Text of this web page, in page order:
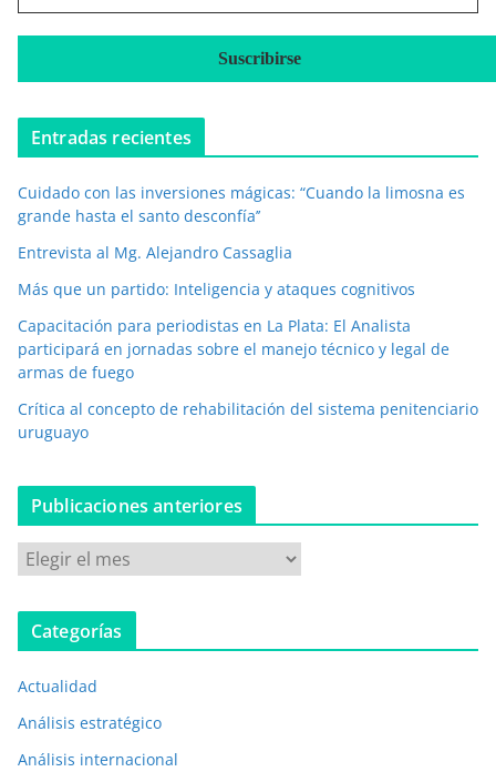
c
t
n
c
Entradas recientes
Cuidado con las inversiones mágicas: “Cuando la limosna es
grande hasta el santo desconfía’’
Entrevista al Mg. Alejandro Cassaglia
Más que un partido: Inteligencia y ataques cognitivos
Capacitación para periodistas en La Plata: El Analista
participará en jornadas sobre el manejo técnico y legal de
armas de fuego
Crítica al concepto de rehabilitación del sistema penitenciario
uruguayo
Publicaciones anteriores
u
b
c
a
Categorías
Actualidad
Análisis estratégico
Análisis internacional